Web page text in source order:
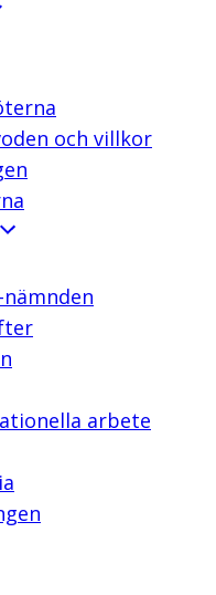
och villkor
arbete